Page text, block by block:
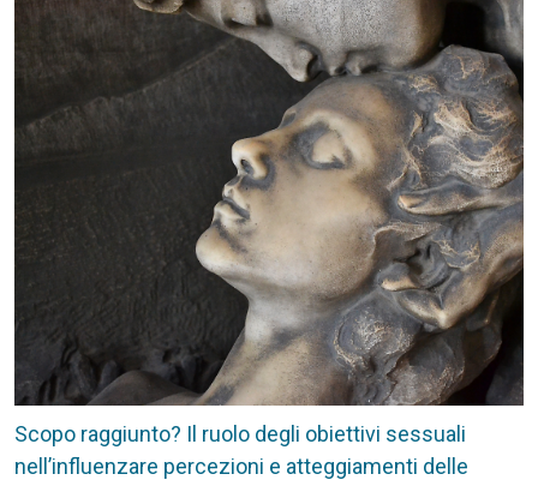
Scopo raggiunto? Il ruolo degli obiettivi sessuali
nell’influenzare percezioni e atteggiamenti delle